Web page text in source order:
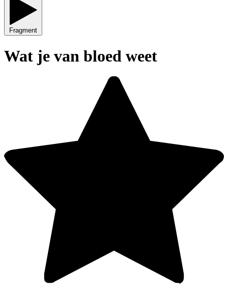
Fragment
Wat je van bloed weet